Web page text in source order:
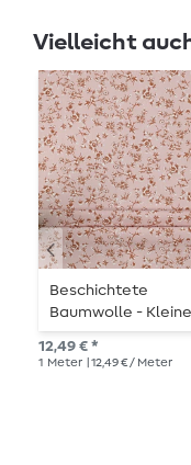
Vielleicht
Beschichtete
Baumwolle - Kleine
Blumen Puder
12,49 € *
1 Meter | 12,49 € / Meter